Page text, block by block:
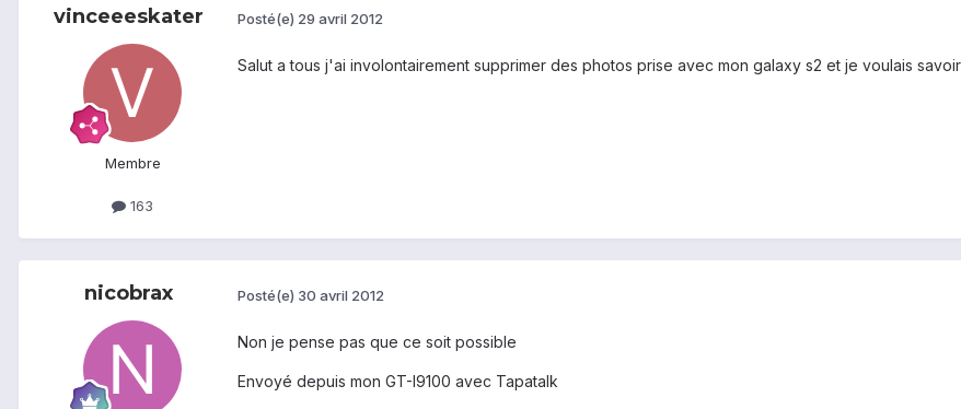
vinceeeskater
Membre
163
Posté(e) 29 avril 2012
Salut a tous j'ai involontairement supprimer des photos prise avec mon galaxy s2 et je voulais
nicobrax Posté(e) 30 avril 2012
Non je pense pas que ce soit possible
Envoyé depuis mon GT-I9100 avec Tapatalk